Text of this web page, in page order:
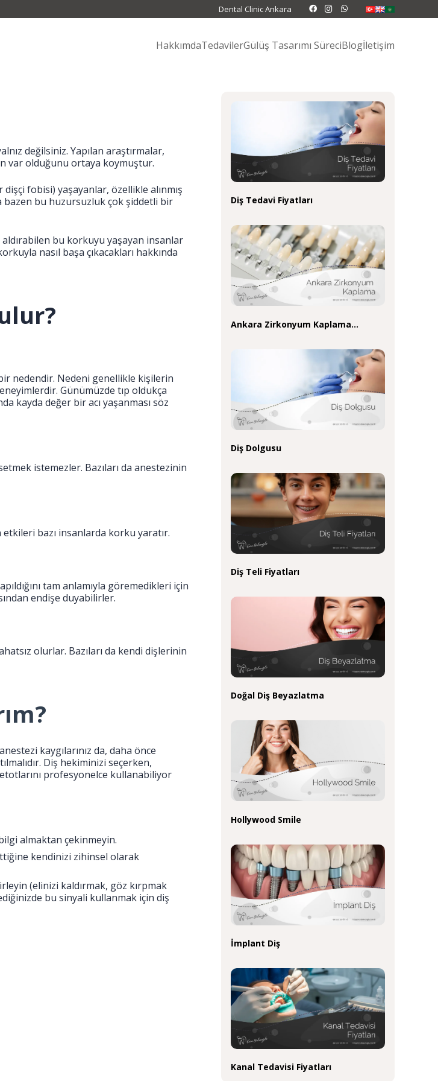
Dental Clinic Ankara
HakkımdaTedavilerGülüş Tasarımı SüreciBlogİletişim
değilsiniz. Yapılan araştırmalar,
var olduğunu ortaya koymuştur.
fobisi) yaşayanlar, özellikle alınmış
bazen bu huzursuzluk çok şiddetli bir
bu korkuyu yaşayan insanlar
nasıl başa çıkacakları hakkında
bir nedendir. Nedeni genellikle kişilerin
Günümüzde tıp oldukça
kayda değer bir acı yaşanması söz
istemezler. Bazıları da anestezinin
bazı insanlarda korku yaratır.
tam anlamıyla göremedikleri için
endişe duyabilirler.
olurlar. Bazıları da kendi dişlerinin
kaygılarınız da, daha önce
Diş hekiminizi seçerken,
profesyonelce kullanabiliyor
almaktan çekinmeyin.
kendinizi zihinsel olarak
(elinizi kaldırmak, göz kırpmak
bu sinyali kullanmak için diş
Diş Tedavi Fiyatları
Ankara Zirkonyum Kaplama…
Diş Dolgusu
Diş Teli Fiyatları
Doğal Diş Beyazlatma
Hollywood Smile
İmplant Diş
Kanal Tedavisi Fiyatları